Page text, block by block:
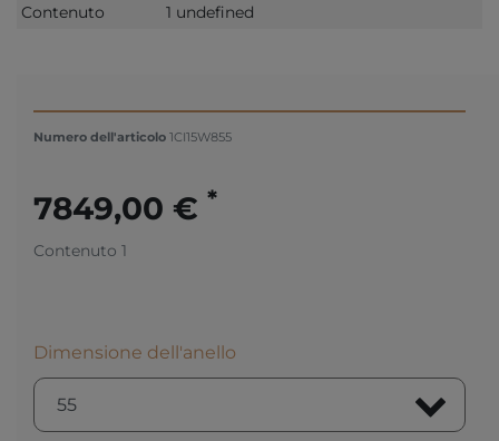
Contenuto
1 undefined
Numero dell'articolo 1CI15W855
7849,00 € *
Contenuto 1
Dimensione dell'anello